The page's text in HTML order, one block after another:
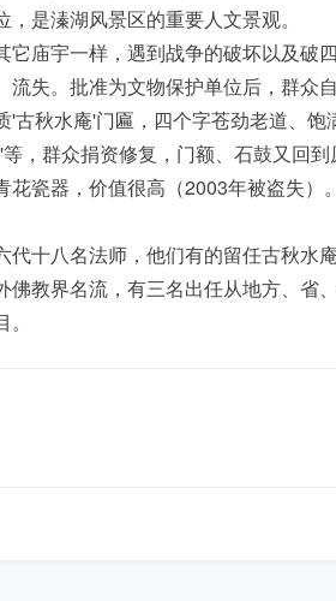
，是溱湖风景区的重要人文景观。
它庙宇一样，遇到战争的破坏以及破
流失。批准为文物保护单位后，群众
'古秋水庵'门匾，四个字苍劲老道、
，群众捐资修复，门额、石鼓又回
花瓷器，价值很高（2003年被盗失
代十八名法师，他们有的留任古秋水
佛教界名流，有三名出任从地方、省